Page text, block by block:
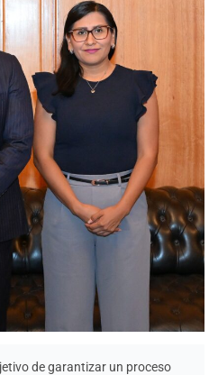
de garantizar un proceso